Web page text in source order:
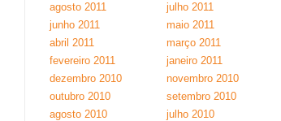
agosto 2011
julho 2011
junho 2011
maio 2011
abril 2011
março 2011
fevereiro 2011
janeiro 2011
dezembro 2010
novembro 2010
outubro 2010
setembro 2010
agosto 2010
julho 2010